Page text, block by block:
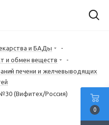
и БАДы
-
и обмен веществ
-
печени и желчевыводящих
(Вифитех/Россия)
0